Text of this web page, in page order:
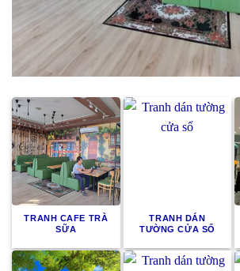
TRANH CAFE TRÀ
SỮA
TRANH DÁN
TƯỜNG CỬA SỔ